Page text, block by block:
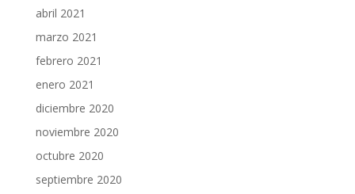
abril 2021
marzo 2021
febrero 2021
enero 2021
diciembre 2020
noviembre 2020
octubre 2020
septiembre 2020